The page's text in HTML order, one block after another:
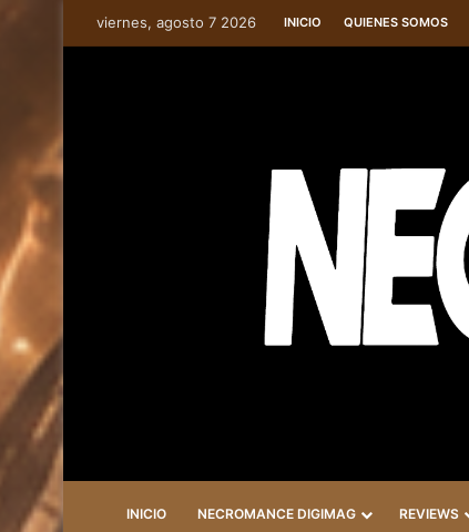
viernes, agosto 7 2026 INICIO QUIENES SOMOS
INICIO NECROMANCE DIGIMAG REVIEWS